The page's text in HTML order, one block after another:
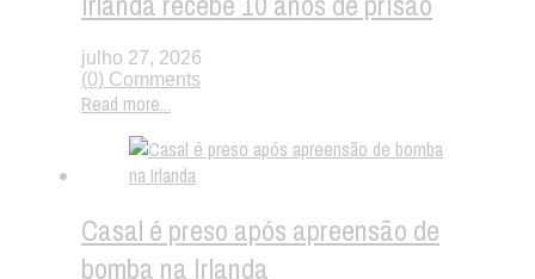
julho 27, 2026
(0) Comments
Read more...
Casal é preso após apreensão de
bomba na Irlanda